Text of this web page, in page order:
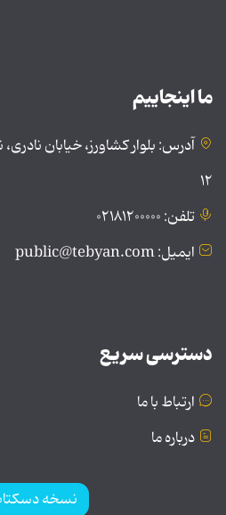
ما اینجاییم
آدرس: بلوار کشاورز، خیابان
۱۲
تلفن: ۰۲۱۸۱۲۰۰۰۰۰
ایمیل: public@tebyan.com
دسترسی سریع
ارتباط با ما
درباره ما
نسخه